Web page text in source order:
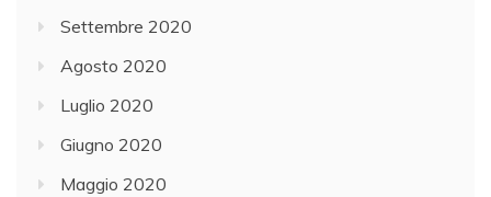
Settembre 2020
Agosto 2020
Luglio 2020
Giugno 2020
Maggio 2020